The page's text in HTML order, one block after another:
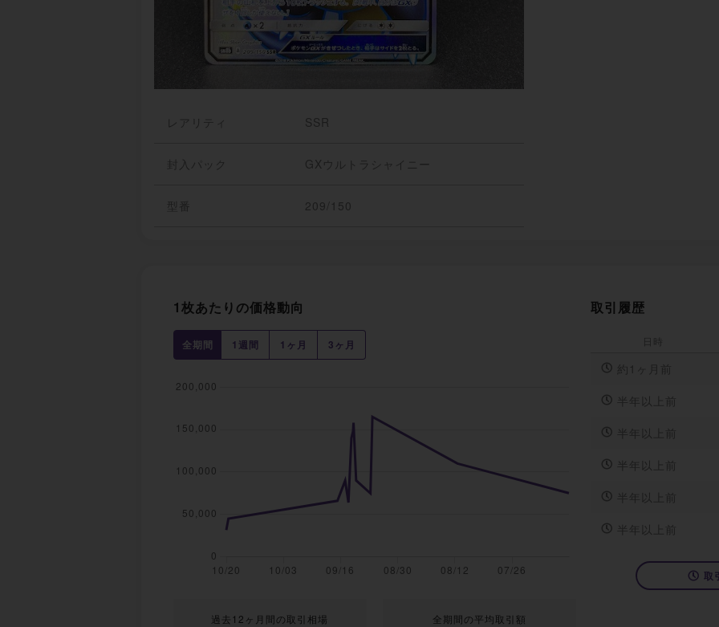
レアリティ SSR
封入パック GXウルトラシャイニー
型番 209/150
1枚あたりの価格動向
全期間 1週間 1ヶ月 3ヶ月
過去12ヶ月間の取引相場 全期間の平均取引額
取引履歴
日時
約1ヶ月前
半年以上前
半年以上前
半年以上前
半年以上前
半年以上前
取